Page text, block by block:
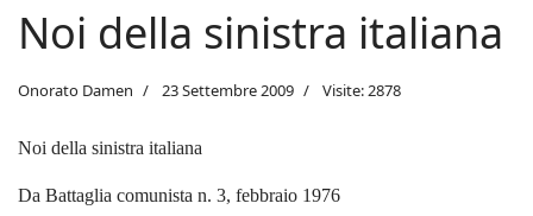
Noi della sinistra italiana
Onorato Damen 23 Settembre 2009 Visite: 2878
Noi della sinistra italiana
Da Battaglia comunista n. 3, febbraio 1976